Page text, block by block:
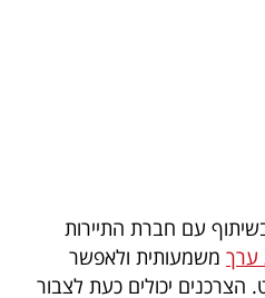
עם חברת התיירות
ערך משמעותית ולאפשר
הצרכנים יכולים כעת לצבור